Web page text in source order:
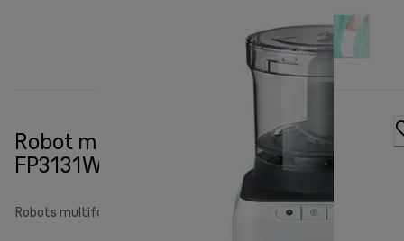
Robot multifonction PurEase
FP3131WH
Robots multifonction PurEase